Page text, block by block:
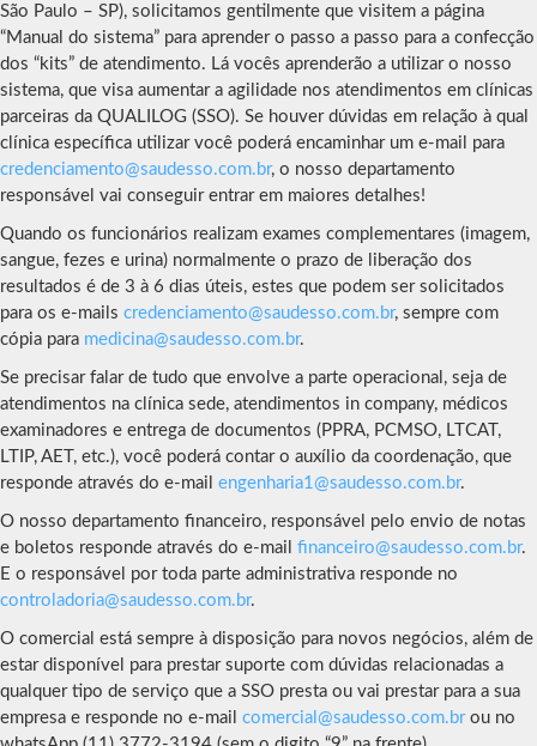
São Paulo – SP), solicitamos gentilmente que visitem a página
“Manual do sistema” para aprender o passo a passo para a confecção
dos “kits” de atendimento. Lá vocês aprenderão a utilizar o nosso
sistema, que visa aumentar a agilidade nos atendimentos em clínicas
parceiras da QUALILOG (SSO). Se houver dúvidas em relação à qual
clínica específica utilizar você poderá encaminhar um e-mail para
credenciamento@saudesso.com.br, o nosso departamento
responsável vai conseguir entrar em maiores detalhes!
Quando os funcionários realizam exames complementares (imagem,
sangue, fezes e urina) normalmente o prazo de liberação dos
resultados é de 3 à 6 dias úteis, estes que podem ser solicitados
para os e-mails credenciamento@saudesso.com.br, sempre com
cópia para medicina@saudesso.com.br.
Se precisar falar de tudo que envolve a parte operacional, seja de
atendimentos na clínica sede, atendimentos in company, médicos
examinadores e entrega de documentos (PPRA, PCMSO, LTCAT,
LTIP, AET, etc.), você poderá contar o auxílio da coordenação, que
responde através do e-mail engenharia1@saudesso.com.br.
O nosso departamento financeiro, responsável pelo envio de notas
e boletos responde através do e-mail financeiro@saudesso.com.br.
E o responsável por toda parte administrativa responde no
controladoria@saudesso.com.br.
O comercial está sempre à disposição para novos negócios, além de
estar disponível para prestar suporte com dúvidas relacionadas a
qualquer tipo de serviço que a SSO presta ou vai prestar para a sua
empresa e responde no e-mail comercial@saudesso.com.brou no